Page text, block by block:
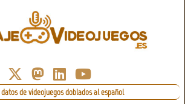
datos de videojuegos doblados al español